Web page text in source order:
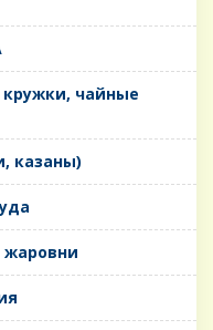
кружки, чайные
казаны)
жаровни